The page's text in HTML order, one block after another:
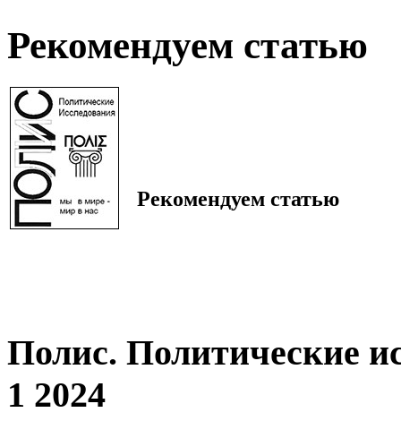
Рекомендуем статью
Рекомендуем статью
Полис. Политические
1 2024